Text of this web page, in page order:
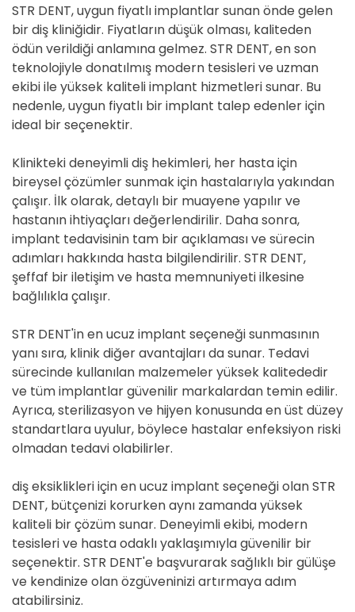
STR DENT, uygun fiyatlı implantlar sunan önde gelen
bir diş kliniğidir. Fiyatların düşük olması, kaliteden
ödün verildiği anlamına gelmez. STR DENT, en son
teknolojiyle donatılmış modern tesisleri ve uzman
ekibi ile yüksek kaliteli implant hizmetleri sunar. Bu
nedenle, uygun fiyatlı bir implant talep edenler için
ideal bir seçenektir.
Klinikteki deneyimli diş hekimleri, her hasta için
bireysel çözümler sunmak için hastalarıyla yakından
çalışır. İlk olarak, detaylı bir muayene yapılır ve
hastanın ihtiyaçları değerlendirilir. Daha sonra,
implant tedavisinin tam bir açıklaması ve sürecin
adımları hakkında hasta bilgilendirilir. STR DENT,
şeffaf bir iletişim ve hasta memnuniyeti ilkesine
bağlılıkla çalışır.
STR DENT'in en ucuz implant seçeneği sunmasının
yanı sıra, klinik diğer avantajları da sunar. Tedavi
sürecinde kullanılan malzemeler yüksek kalitededir
ve tüm implantlar güvenilir markalardan temin edilir.
Ayrıca, sterilizasyon ve hijyen konusunda en üst düzey
standartlara uyulur, böylece hastalar enfeksiyon riski
olmadan tedavi olabilirler.
diş eksiklikleri için en ucuz implant seçeneği olan STR
DENT, bütçenizi korurken aynı zamanda yüksek
kaliteli bir çözüm sunar. Deneyimli ekibi, modern
tesisleri ve hasta odaklı yaklaşımıyla güvenilir bir
seçenektir. STR DENT'e başvurarak sağlıklı bir gülüşe
ve kendinize olan özgüveninizi artırmaya adım
atabilirsiniz.